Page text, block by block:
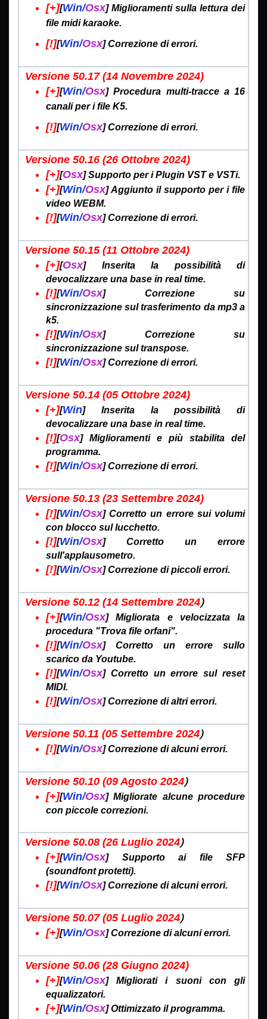
[+][Win/Osx] Miglioramenti sulla lettura dei
file midi karaoke.
[!][Win/Osx] Correzione di errori.
Versione 50.17 (14 Novembre 2024)
[+][Win/Osx] Procedura multi-tracce a 16
canali per i file K5.
[!][Win/Osx] Correzione di errori.
Versione 50.16 (26 Ottobre 2024)
[+][Osx] Supporto per i Plugin VST e VSTi.
[+][Win/Osx] Aggiunto il supporto per i file
video WEBM.
[!][Win/Osx] Correzione di errori.
Versione 50.15 (11 Ottobre 2024)
[+][Osx] Inserita la possibilità di
devocalizzare una base in real time.
[!][Win/Osx] Correzione su
sincronizzazione sul trasferimento da mp3 a
k5.
[!][Win/Osx] Correzione su
sincronizzazione sul transpose.
[!][Win/Osx] Correzione di errori.
Versione 50.14 (05 Ottobre 2024)
[+][Win] Inserita la possibilità di
devocalizzare una base in real time.
[!][Osx] Miglioramenti e più stabilita del
programma.
[!][Win/Osx] Correzione di errori.
Versione 50.13 (23 Settembre 2024)
[!][Win/Osx] Corretto un errore sui volumi
con blocco sul lucchetto.
[!][Win/Osx] Corretto un errore
sull'applausometro.
[!][Win/Osx] Correzione di piccoli errori.
Versione 50.12 (14 Settembre 2024)
[+][Win/Osx] Migliorata e velocizzata la
procedura "Trova file orfani".
[!][Win/Osx] Corretto un errore sullo
scarico da Youtube.
[!][Win/Osx] Corretto un errore sul reset
MIDI.
[!][Win/Osx] Correzione di altri errori.
Versione 50.11 (05 Settembre 2024)
[!][Win/Osx] Correzione di alcuni errori.
Versione 50.10 (09 Agosto 2024)
[+][Win/Osx] Migliorate alcune procedure
con piccole correzioni.
Versione 50.08 (26 Luglio 2024)
[+][Win/Osx] Supporto ai file SFP
(soundfont protetti).
[!][Win/Osx] Correzione di alcuni errori.
Versione 50.07 (05 Luglio 2024)
[+][Win/Osx] Correzione di alcuni errori.
Versione 50.06 (28 Giugno 2024)
[+][Win/Osx] Migliorati i suoni con gli
equalizzatori.
[+][Win/Osx] Ottimizzato il programma.